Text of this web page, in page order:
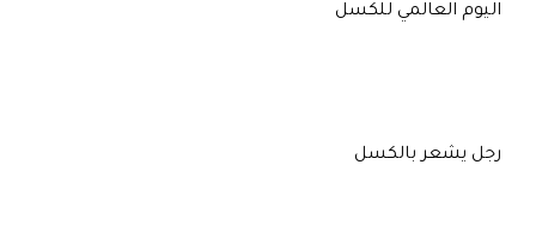
اليوم العالمي للكسل
رجل يشعر بالكسل